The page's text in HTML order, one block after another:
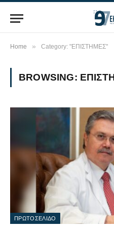
Home » Category: "ΕΠΙΣΤΗΜΕΣ"
BROWSING:
ΠΡΩΤΟΣΕΛΙΔΟ